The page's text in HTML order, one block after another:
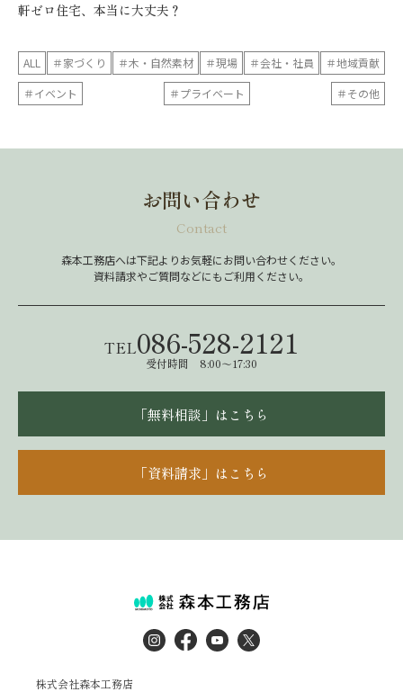
軒ゼロ住宅、本当に大丈夫？
ALL ＃家づくり ＃木・自然素材 ＃現場 ＃会社・社員
＃地域貢献
＃イベント
＃プライベート ＃その他
お問い合わせ
Contact
森本工務店へは下記よりお気軽にお問い合わせください。
資料請求やご質問などにもご利用ください。
TEL086-528-2121
受付時間 8:00～17:30
「無料相談」はこちら
「資料請求」はこちら
株式会社森本工務店